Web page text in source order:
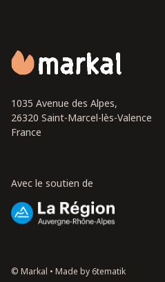
1035 Avenue des Alpes,
26320 Saint-Marcel-lès-Valence
France
Avec le soutien de
© Markal • Made by 6tematik